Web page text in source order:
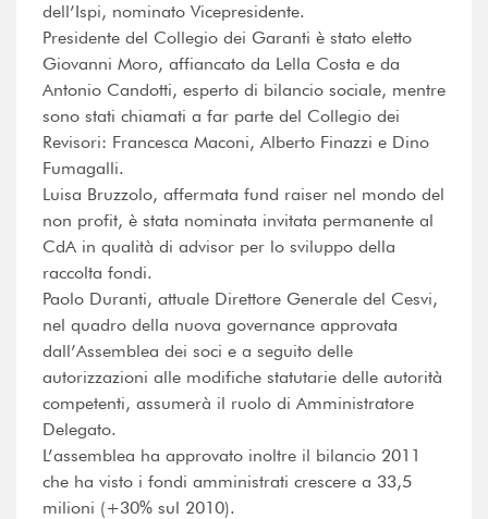
dell’Ispi, nominato Vicepresidente.
Presidente del Collegio dei Garanti è stato eletto
Giovanni Moro, affiancato da Lella Costa e da
Antonio Candotti, esperto di bilancio sociale, mentre
sono stati chiamati a far parte del Collegio dei
Revisori: Francesca Maconi, Alberto Finazzi e Dino
Fumagalli.
Luisa Bruzzolo, affermata fund raiser nel mondo del
non profit, è stata nominata invitata permanente al
CdA in qualità di advisor per lo sviluppo della
raccolta fondi.
Paolo Duranti, attuale Direttore Generale del Cesvi,
nel quadro della nuova governance approvata
dall’Assemblea dei soci e a seguito delle
autorizzazioni alle modifiche statutarie delle autorità
competenti, assumerà il ruolo di Amministratore
Delegato.
L’assemblea ha approvato inoltre il bilancio 2011
che ha visto i fondi amministrati crescere a 33,5
milioni (+30% sul 2010).